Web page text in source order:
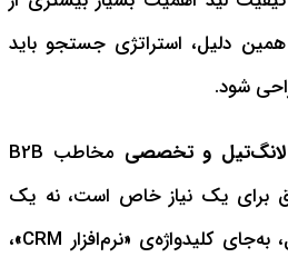
همین دلیل، استراتژی جستجو باید
شود.
مخاطب B2B
برای یک نیاز خاص است، نه یک
موضوع عمومی. برای مثال، به‌جای کلیدواژه‌ی «نرم‌افزار CRM»،